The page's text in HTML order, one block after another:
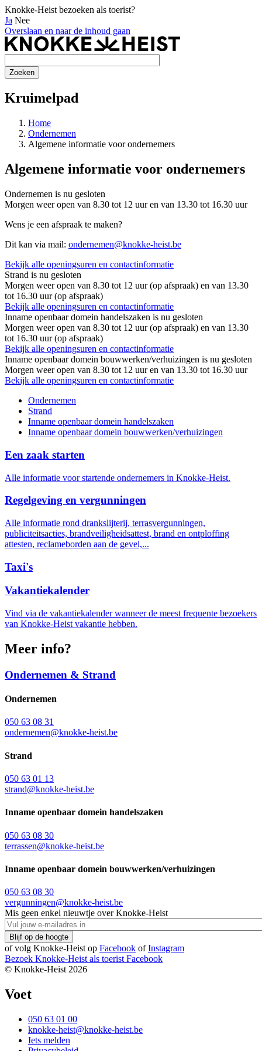
Knokke-Heist bezoeken als toerist?
Ja Nee
Overslaan en naar de inhoud gaan
Kruimelpad
Home
Ondernemen
Algemene informatie voor ondernemers
Algemene informatie voor ondernemers
Ondernemen is nu gesloten
Morgen weer open van 8.30 tot 12 uur en van 13.30 tot 16.30 uur
Wens je een afspraak te maken?
Dit kan via mail: ondernemen@knokke-heist.be
Bekijk alle openingsuren en contactinformatie
Strand is nu gesloten
Morgen weer open van 8.30 tot 12 uur (op afspraak) en van 13.30
tot 16.30 uur (op afspraak)
Bekijk alle openingsuren en contactinformatie
Inname openbaar domein handelszaken is nu gesloten
Morgen weer open van 8.30 tot 12 uur (op afspraak) en van 13.30
tot 16.30 uur (op afspraak)
Bekijk alle openingsuren en contactinformatie
Inname openbaar domein bouwwerken/verhuizingen is nu gesloten
Morgen weer open van 8.30 tot 12 uur en van 13.30 tot 16.30 uur
Bekijk alle openingsuren en contactinformatie
Ondernemen
Strand
Inname openbaar domein handelszaken
Inname openbaar domein bouwwerken/verhuizingen
Een zaak starten
Alle informatie voor startende ondernemers in Knokke-Heist.
Regelgeving en vergunningen
Alle informatie rond drankslijterij, terrasvergunningen,
publiciteitsacties, brandveiligheidsattest, brand en ontploffing
attesten, reclameborden aan de gevel,...
Taxi's
Vakantiekalender
Vind via de vakantiekalender wanneer de meest frequente bezoekers
van Knokke-Heist vakantie hebben.
Meer info?
Ondernemen & Strand
Ondernemen
050 63 08 31
ondernemen@knokke-heist.be
Strand
050 63 01 13
strand@knokke-heist.be
Inname openbaar domein handelszaken
050 63 08 30
terrassen@knokke-heist.be
Inname openbaar domein bouwwerken/verhuizingen
050 63 08 30
vergunningen@knokke-heist.be
Mis geen enkel nieuwtje over Knokke-Heist
of volg Knokke-Heist op Facebook ofInstagram
Bezoek Knokke-Heist als toerist Facebook
© Knokke-Heist 2026
Voet
050 63 01 00
knokke-heist@knokke-heist.be
Iets melden